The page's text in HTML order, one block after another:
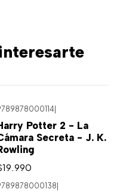
Potter 2 - La
Secreta - J. K.
|